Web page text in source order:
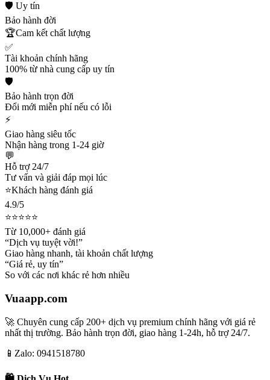
🛡️ Uy tín
Bảo hành đời
🏆Cam kết chất lượng
✅
Tài khoản chính hãng
100% từ nhà cung cấp uy tín
🛡️
Bảo hành trọn đời
Đổi mới miễn phí nếu có lỗi
⚡
Giao hàng siêu tốc
Nhận hàng trong 1-24 giờ
💬
Hỗ trợ 24/7
Tư vấn và giải đáp mọi lúc
⭐Khách hàng đánh giá
4.9/5
⭐⭐⭐⭐⭐
Từ 10,000+ đánh giá
“Dịch vụ tuyệt vời!”
Giao hàng nhanh, tài khoản chất lượng
“Giá rẻ, uy tín”
So với các nơi khác rẻ hơn nhiều
Vuaapp.com
🚀 Chuyên cung cấp 200+ dịch vụ premium chính hãng với giá rẻ
nhất thị trường. Bảo hành trọn đời, giao hàng 1-24h, hỗ trợ 24/7.
📱 Zalo: 0941518780